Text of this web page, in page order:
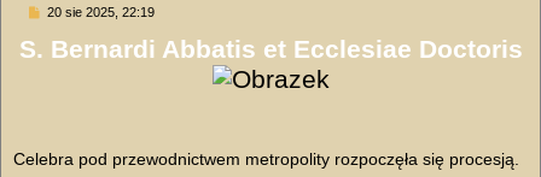
P
t
20 sie 2025, 22:19
S. Bernardi Abbatis et Ecclesiae Doctoris
Celebra pod przewodnictwem metropolity rozpoczęła się procesją.